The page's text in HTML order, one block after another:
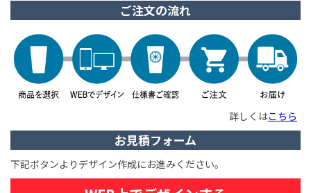
ご注文の流れ
詳しくはこちら
お見積フォーム
下記ボタンよりデザイン作成にお進みください。